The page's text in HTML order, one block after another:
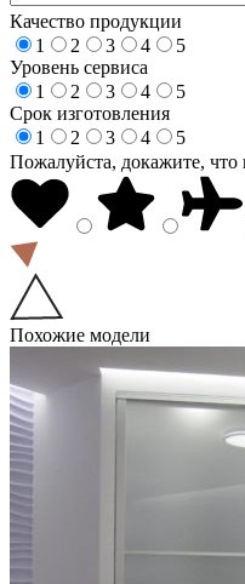
Качество продукции
1
2 3 4
5
Уровень сервиса
1
2 3 4
5
Срок изготовления
1
2 3 4
5
Пожалуйста, докажите, что
Похожие модели